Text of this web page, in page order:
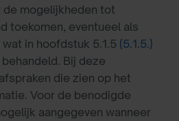
de mogelijkheden tot
toekomen, eventueel als
in hoofdstuk 5.1.5 (5.1.5.)
Bij deze
die zien op het
Voor de benodigde
aangegeven wanneer